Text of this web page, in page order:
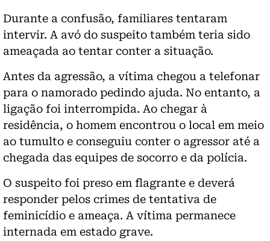
Durante a confusão, familiares tentaram
intervir. A avó do suspeito também teria sido
ameaçada ao tentar conter a situação.
Antes da agressão, a vítima chegou a telefonar
para o namorado pedindo ajuda. No entanto, a
ligação foi interrompida. Ao chegar à
residência, o homem encontrou o local em meio
ao tumulto e conseguiu conter o agressor até a
chegada das equipes de socorro e da polícia.
O suspeito foi preso em flagrante e deverá
responder pelos crimes de tentativa de
feminicídio e ameaça. A vítima permanece
internada em estado grave.